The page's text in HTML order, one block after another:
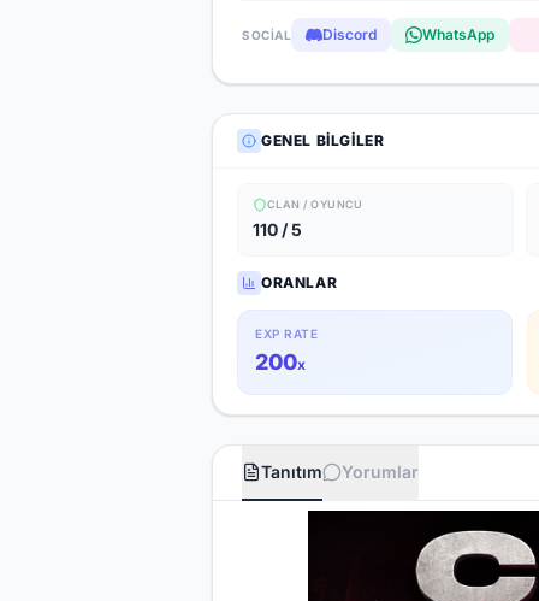
SOCIAL Discord WhatsApp
GENEL BILGILER
CLAN / OYUNCU
110 / 5
ORANLAR
EXP RATE
200x
Tanıtım Yorumlar